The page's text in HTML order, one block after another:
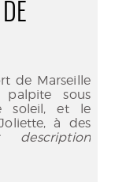
de Marseille
palpite sous
soleil, et le
à des
description